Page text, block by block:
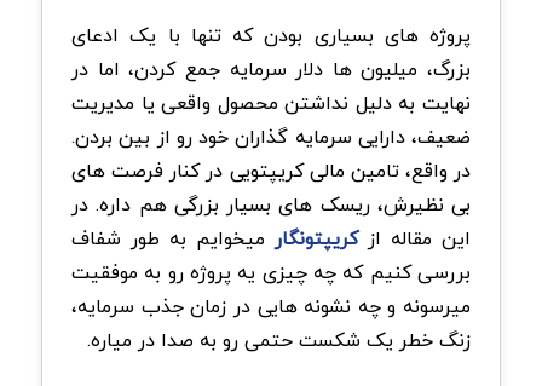
پروژه های بسیاری بودن که تنها با یک ادعای
بزرگ، میلیون ها دلار سرمایه جمع کردن، اما در
نهایت به دلیل نداشتن محصول واقعی یا مدیریت
ضعیف، دارایی سرمایه گذاران خود رو از بین بردن.
در واقع، تامین مالی کریپتویی در کنار فرصت های
بی نظیرش، ریسک های بسیار بزرگی هم داره. در
این مقاله ازکریپتونگارمیخوایم به طور شفاف
بررسی کنیم که چه چیزی یه پروژه رو به موفقیت
میرسونه و چه نشونه هایی در زمان جذب سرمایه،
زنگ خطر یک شکست حتمی رو به صدا در میاره.